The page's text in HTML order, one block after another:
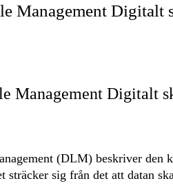
Management Digitalt
Management Digitalt
(DLM) beskriver den
sträcker sig från det att datan